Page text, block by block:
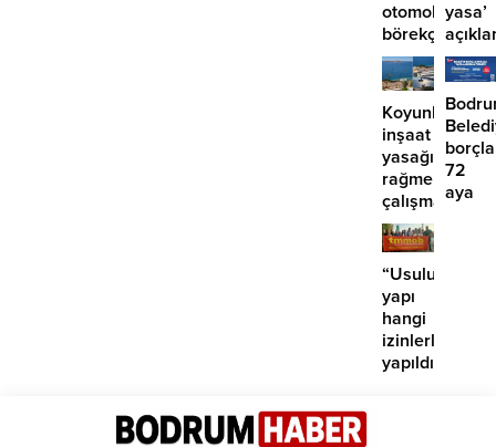
otomobil
börekçiye
girdi:
2
yasa’
‘İmza
atma
yok’
Koyunbaba’da
inşaat
yasağına
rağmen
çalışma
iddiası
72
aya
“Usuluk’taki
yapı
hangi
izinlerle
yapıldı?”